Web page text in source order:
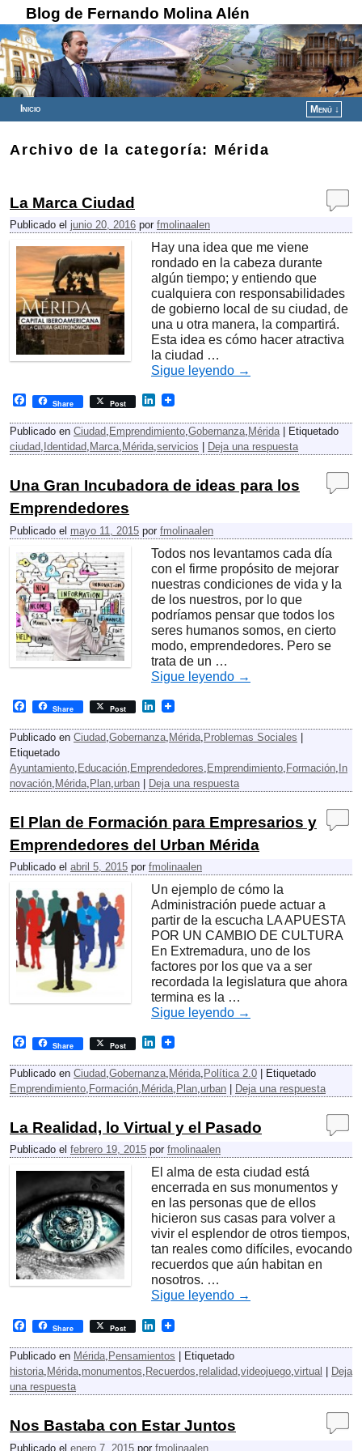
Blog de Fernando Molina Alén
Inicio
Menú ↓
Archivo de la categoría: Mérida
La Marca Ciudad
Publicado el junio 20, 2016 por fmolinaalen
Hay una idea que me viene
rondado en la cabeza durante
algún tiempo; y entiendo que
cualquiera con responsabilidades
de gobierno local de su ciudad, de
una u otra manera, la compartirá.
Esta idea es cómo hacer atractiva
la ciudad …
Sigue leyendo →
F
a
c
e
b
k
Share Post
L
n
k
e
n
Publicado en Ciudad, Emprendimiento,Gobernanza, Mérida
Etiquetado
ciudad, Identidad, Marca, Mérida,servicios Deja una respuesta
Una Gran Incubadora de ideas para los
Emprendedores
Publicado el mayo 11, 2015 por fmolinaalen
Todos nos levantamos cada día
con el firme propósito de mejorar
nuestras condiciones de vida y la
de los nuestros, por lo que
podríamos pensar que todos los
seres humanos somos, en cierto
modo, emprendedores. Pero se
trata de un …
Sigue leyendo →
F
c
e
b
o
o
k
Share Post
L
n
k
d
I
n
Publicado en Ciudad Gobernanza Mérida Problemas Sociales |
Etiquetado
Ayuntamiento Educación Emprendedores Emprendimiento Formación In
novación Mérida Plan urban | Deja una respuesta
El Plan de Formación para Empresarios y
Emprendedores del Urban Mérida
Publicado el abril 5, 2015 por fmolinaalen
Un ejemplo de cómo la
Administración puede actuar a
partir de la escucha LA APUESTA
POR UN CAMBIO DE CULTURA
En Extremadura, uno de los
factores por los que va a ser
recordada la legislatura que ahora
termina es la …
Sigue leyendo →
F
a
c
e
b
k
Share Post
L
n
k
e
n
Publicado en Ciudad Gobernanza Mérida Política 2.0
Etiquetado
Emprendimiento Formación Mérida Plan urban Deja una respuesta
La Realidad, lo Virtual y el Pasado
Publicado el febrero 19, 2015 por fmolinaalen
El alma de esta ‪ciudad‬ está
encerrada en sus ‪monumentos‬ y
en las personas que de ellos
hicieron sus ‪casas‬ para volver a
vivir el esplendor de otros tiempos,
tan reales como difíciles, evocando
recuerdos que aún habitan en
nosotros. …
Sigue leyendo →
F
c
e
b
o
Share Post
L
n
k
e
Publicado en Mérida, Pensamientos
Etiquetado
historia, Mérida,monumentos, Recuerdos,relalidad,videojuego,virtual
Deja
una respuesta
Nos Bastaba con Estar Juntos
Publicado el enero 7, 2015 por fmolinaalen